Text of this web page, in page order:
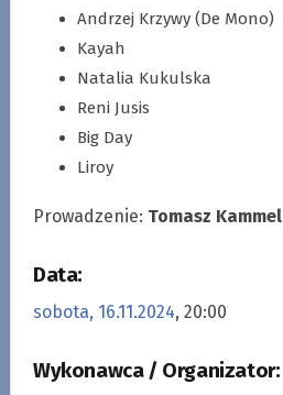
Andrzej Krzywy (De Mono)
Kayah
Natalia Kukulska
Reni Jusis
Big Day
Liroy
Prowadzenie: Tomasz Kammel
Data:
sobota, 16.11.2024, 20:00
Wykonawca / Organizator: